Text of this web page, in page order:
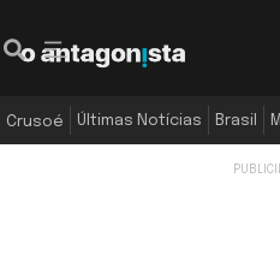
Crusoé Últimas Notícias Brasil